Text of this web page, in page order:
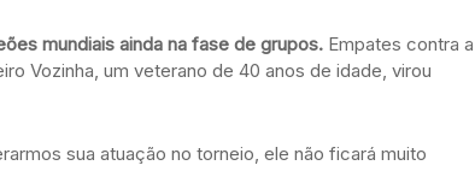
mundiais ainda na fase de grupos. Empates contra a
Vozinha, um veterano de 40 anos de idade, virou
sua atuação no torneio, ele não ficará muito